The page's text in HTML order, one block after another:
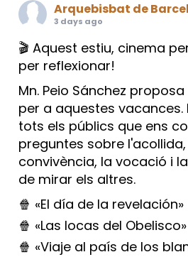
Arquebisbat de
3 days ago
🎬 Aquest estiu, cinema
per reflexionar!
Mn. Peio Sánchez proposa
per a aquestes vacances.
tots els públics que ens
preguntes sobre
convivència, la vocació i
de mirar els altres.
🍿 «El día de la revelación»
🍿 «Las locas del Obelisco»
🍿 «Viaje al país de los